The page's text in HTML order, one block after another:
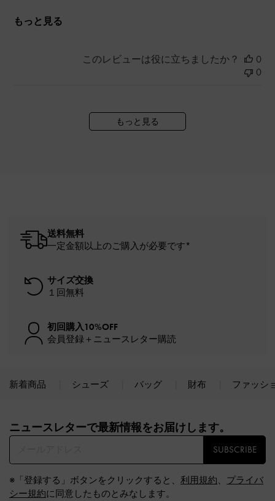
もっと見る
このレビューは役に立ちましたか？
0
0
もっと見る
送料無料
一定金額以上のご購入が必要です*
サイズ交換
１回無料
初回購入10%OFF
会員登録＋ニュースレター購読
新着商品 シューズ バッグ 財布 ファッシ
ニュースレターで最新情報をお届けします。​
SUBSCRIBE
※「登録する」ボタンをクリックすると、 利用規約、 プライバ
シー規約に同意したものとみなします。